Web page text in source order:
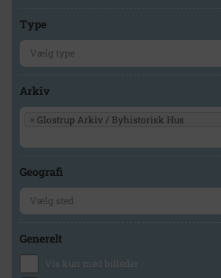
Type
Arkiv
× Glostrup Arkiv / Byhistorisk Hus
Geografi
Generelt
Vis kun med billeder